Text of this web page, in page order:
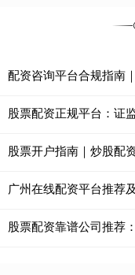
配资咨询平台合规指南
股票配资正规平台：证
股票开户指南｜炒股配
广州在线配资平台推荐
股票配资靠谱公司推荐